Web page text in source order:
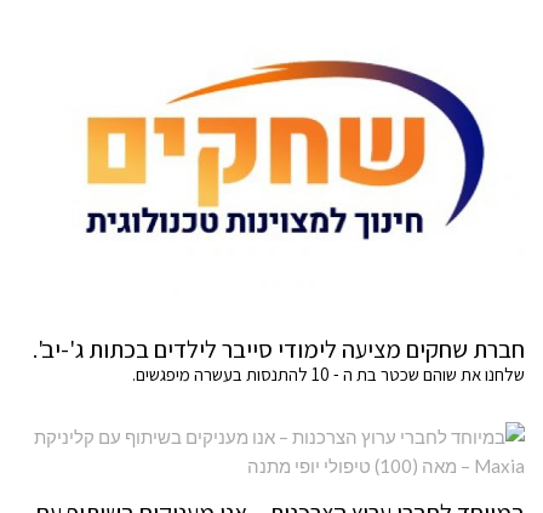
חברת שחקים מציעה לימודי סייבר לילדים בכתות ג'-יב'.
שלחנו את שוהם שכטר בת ה - 10 להתנסות בעשרה מיפגשים.